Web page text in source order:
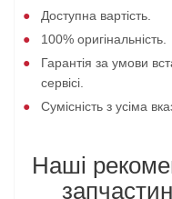
Доступна вартість.
100% оригінальність.
Гарантія за умови
сервісі.
Сумісність з усіма
Наші